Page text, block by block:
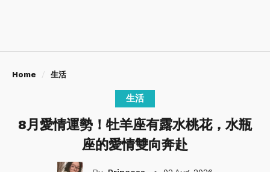
Home 生活
生活
8月愛情運勢！牡羊座有露水桃花，水瓶
座的愛情雙向奔赴